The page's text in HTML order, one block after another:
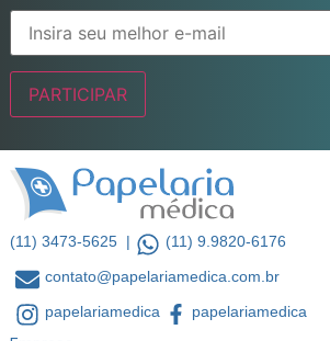
(11) 3473-5625 |
(11) 9.9820-6176
contato@papelariamedica.com.br
papelariamedica
papelariamedica